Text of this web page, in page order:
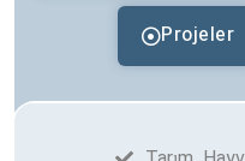
Projeler